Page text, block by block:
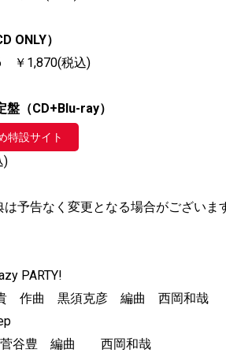
ONLY）
￥1,870(税込)
盤（CD+Blu-ray）
特設サイト
)
予告なく変更となる場合がございま
PARTY!
作曲 黒須克彦 編曲 西岡和哉
谷豊 編曲 西岡和哉